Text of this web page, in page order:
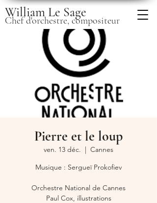
William Le Sage
Chef d'orchestre, compositeur
Pierre et le loup
ven. 13 déc.
  |
Cannes
Musique : Sergueï Prokofiev
Orchestre National de Cannes
Paul Cox, illustrations